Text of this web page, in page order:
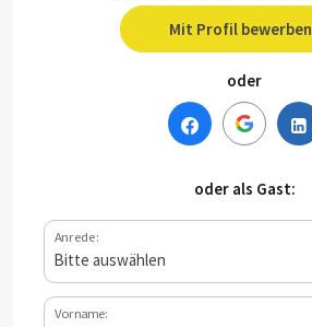
Mit Profil bewerben
oder
oder als Gast:
Anrede:
Vorname: